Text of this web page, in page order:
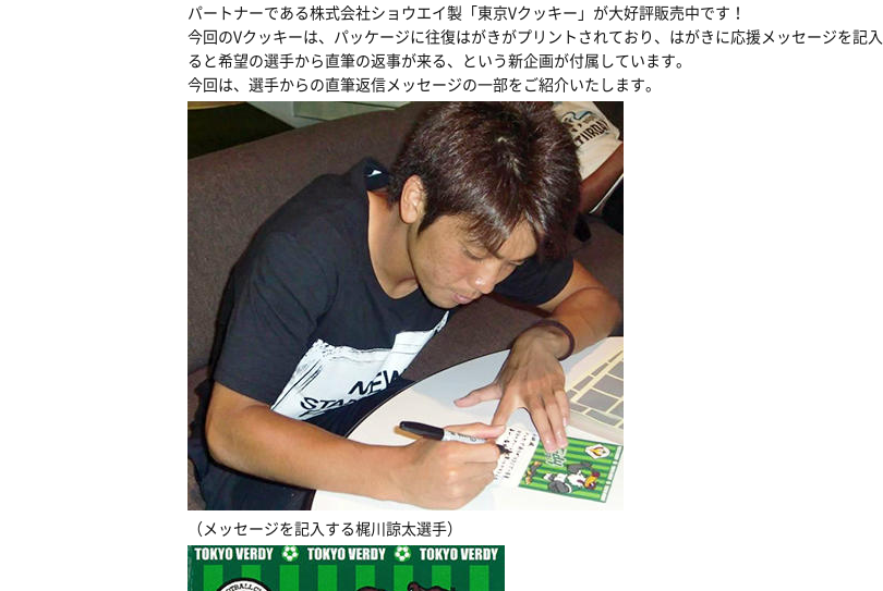
パートナーである株式会社ショウエイ製「東京Vクッキー」が大好評販売中です！
今回のVクッキーは、パッケージに往復はがきがプリントされており、はがきに応援メッセージを記
ると希望の選手から直筆の返事が来る、という新企画が付属しています。
今回は、選手からの直筆返信メッセージの一部をご紹介いたします。
（メッセージを記入する梶川諒太選手）